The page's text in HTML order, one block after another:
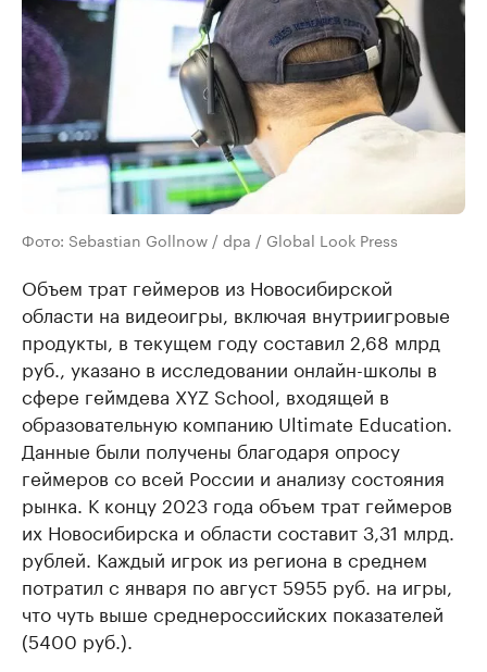
Фото: Sebastian Gollnow / dpa / Global Look Press
Объем трат геймеров из Новосибирской
области на видеоигры, включая внутриигровые
продукты, в текущем году составил 2,68 млрд
руб., указано в исследовании онлайн-школы в
сфере геймдева XYZ School, входящей в
образовательную компанию Ultimate Education.
Данные были получены благодаря опросу
геймеров со всей России и анализу состояния
рынка. К концу 2023 года объем трат геймеров
их Новосибирска и области составит 3,31 млрд.
рублей. Каждый игрок из региона в среднем
потратил с января по август 5955 руб. на игры,
что чуть выше среднероссийских показателей
(5400 руб.).